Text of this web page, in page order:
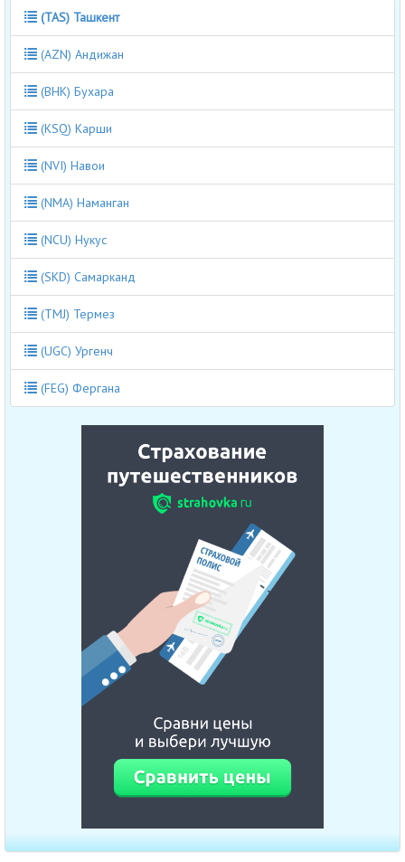
(TAS) Ташкент
(AZN) Андижан
(BHK) Бухара
(KSQ) Карши
(NVI) Навои
(NMA) Наманган
(NCU) Нукус
(SKD) Самарканд
(TMJ) Термез
(UGC) Ургенч
(FEG) Фергана